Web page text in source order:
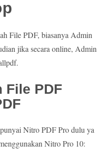
File PDF, biasanya Admin
jika secara online, Admin
File PDF
Nitro PDF Pro dulu ya
Nitro Pro 10: